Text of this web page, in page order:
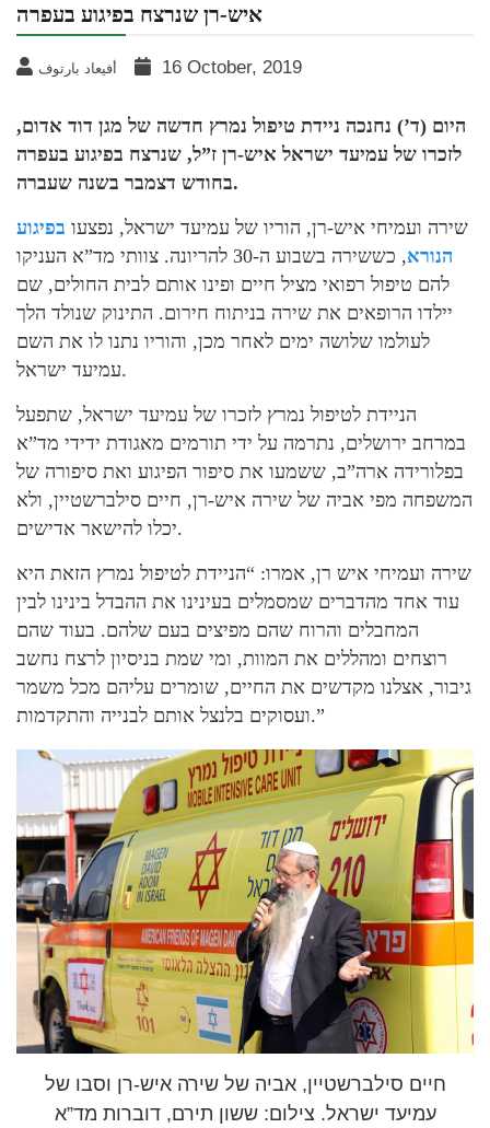
איש-רן שנרצח בפיגוע בעפרה
أفيعاد بارتوف 16 October, 2019
היום (ד’) נחנכה ניידת טיפול נמרץ חדשה של מגן דוד אדום,
לזכרו של עמיעד ישראל איש-רן ז”ל, שנרצח בפיגוע בעפרה
בחודש דצמבר בשנה שעברה.
שירה ועמיחי איש-רן, הוריו של עמיעד ישראל, נפצעו בפיגוע
הנורא
, כששירה בשבוע ה-30 להריונה. צוותי מד”א העניקו
להם טיפול רפואי מציל חיים ופינו אותם לבית החולים, שם
יילדו הרופאים את שירה בניתוח חירום. התינוק שנולד הלך
לעולמו שלושה ימים לאחר מכן, והוריו נתנו לו את השם
עמיעד ישראל.
הניידת לטיפול נמרץ לזכרו של עמיעד ישראל, שתפעל
במרחב ירושלים, נתרמה על ידי תורמים מאגודת ידידי מד”א
בפלורידה ארה”ב, ששמעו את סיפור הפיגוע ואת סיפורה של
המשפחה מפי אביה של שירה איש-רן, חיים סילברשטיין, ולא
יכלו להישאר אדישים.
שירה ועמיחי איש רן, אמרו: “הניידת לטיפול נמרץ הזאת היא
עוד אחד מהדברים שמסמלים בעינינו את ההבדל בינינו לבין
המחבלים והרוח שהם מפיצים בעם שלהם. בעוד שהם
רוצחים ומהללים את המוות, ומי שמת בניסיון לרצח נחשב
גיבור, אצלנו מקדשים את החיים, שומרים עליהם מכל משמר
ועסוקים בלנצל אותם לבנייה והתקדמות.”
חיים סילברשטיין, אביה של שירה איש-רן וסבו של
עמיעד ישראל. צילום: ששון תירם, דוברות מד”א